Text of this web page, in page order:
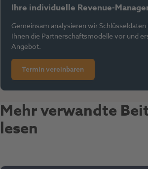
Ihre individuelle Revenue-
Gemeinsam analysieren wir
Ihnen die Partnerschaftsmodelle vor und
Angebot.
Termin vereinbaren
Mehr verwandte
lesen